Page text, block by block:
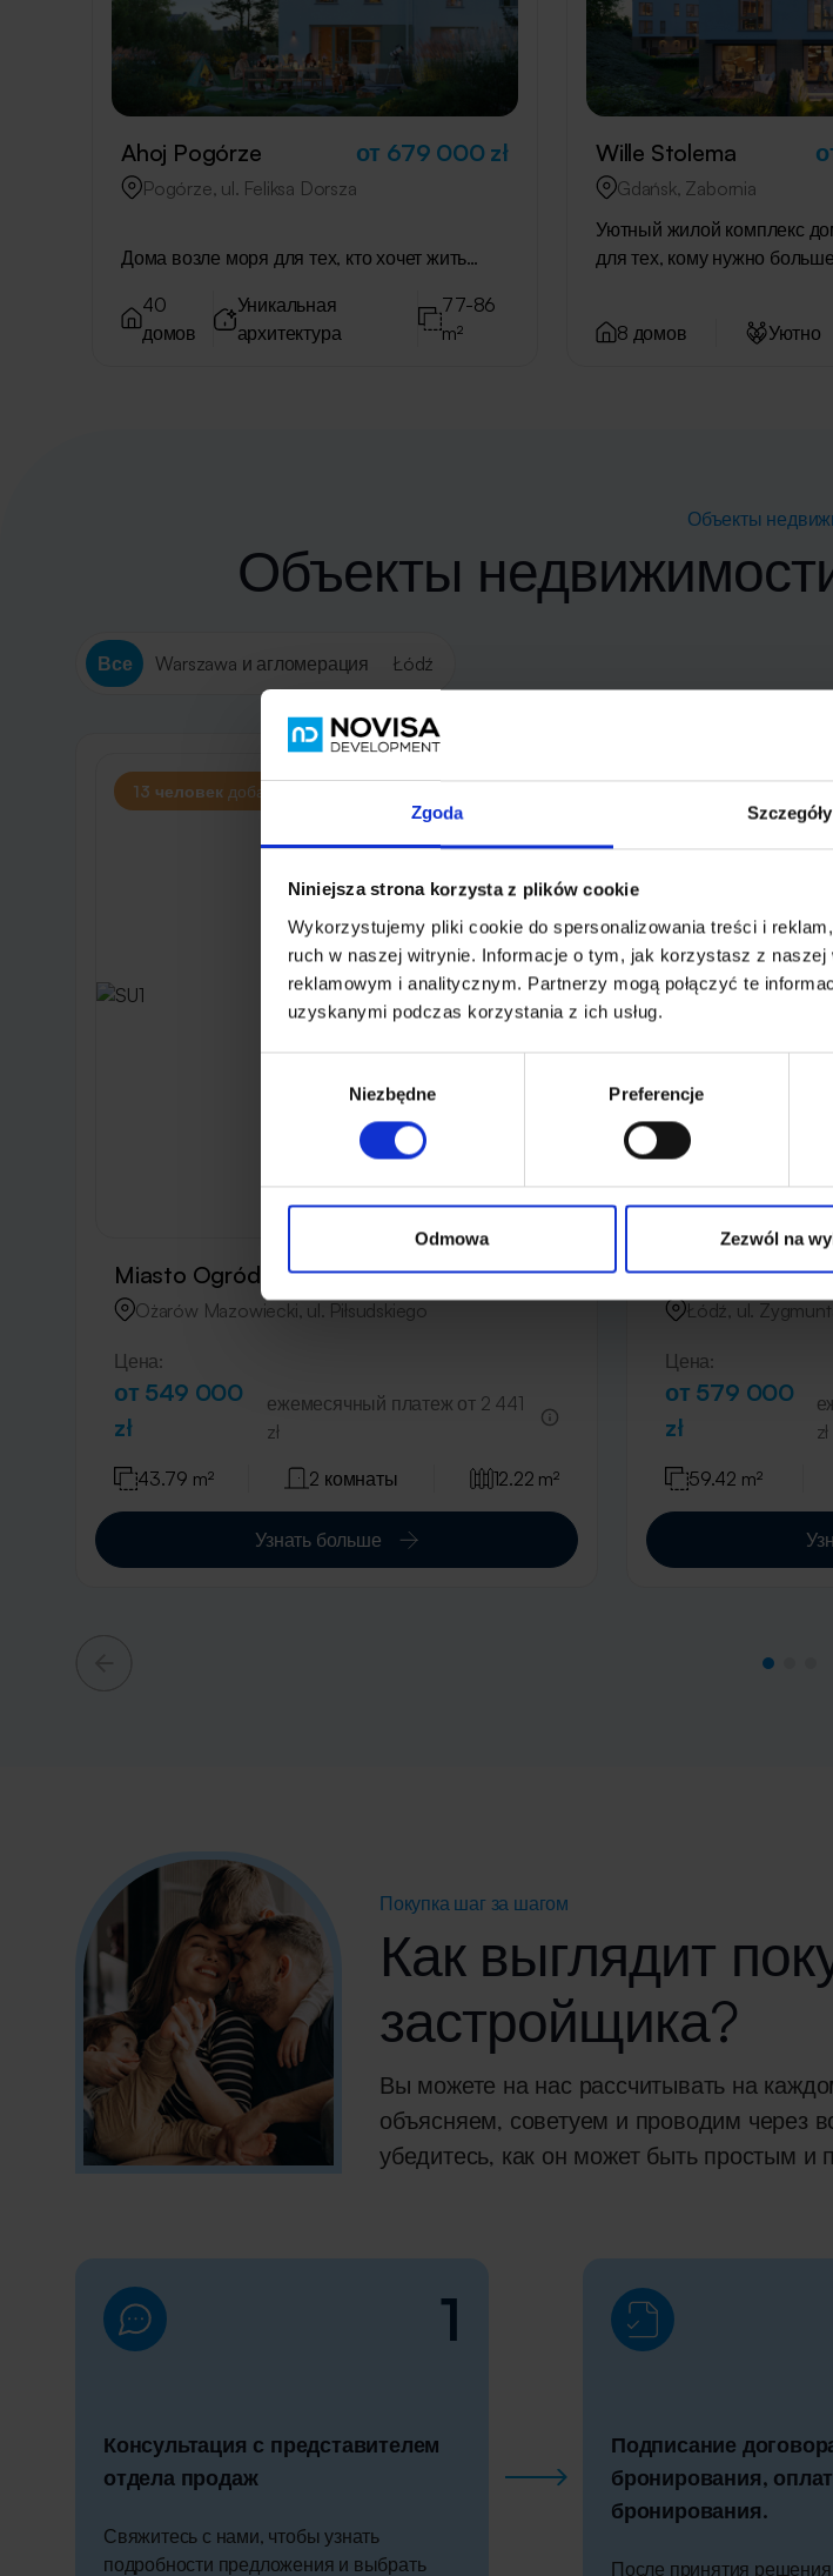
Zgoda Szczegóły
Niniejsza strona korzysta z plików cookie
Wykorzystujemy pliki cookie do spersonalizowania treści i
ruch w naszej witrynie. Informacje o tym, jak korzystasz z
reklamowym i analitycznym. Partnerzy mogą połączyć te
uzyskanymi podczas korzystania z ich usług.
Niezbędne Preferencje
Odmowa Zezwól na
Ahoj Pogórze от 679 000 zł
Pogórze, ul. Feliksa Dorsza
Дома возле моря для тех, кто хочет жить
40
домов
Уникальная
архитектура
77-86
m²
Wille Stolema
Gdańsk, Zabornia
Уютный жилой комплекс
для тех, кому нужно
8 домов Уютно
Объекты
Объекты
Все Warszawa и агломерация Łódź
13 человек добавили этот объект в избранное
Miasto Ogród 6 пом. SU1
Ożarów Mazowiecki, ul. Piłsudskiego
Цена:
от 549 000
zł
ежемесячный платеж от 2 441
zł
43.79 m²
2 комнаты 12.22 m²
Узнать больше
Zielone Ogrody
Łódź, ul.
Цена:
от 579 000
zł
zł
59.42 m²
Покупка шаг за шагом
Как выглядит
застройщика?
Вы можете на нас рассчитывать на
объясняем, советуем и проводим через
убедитесь, как он может быть простым и
1
Консультация с представителем
отдела продаж
Свяжитесь с нами, чтобы узнать
подробности предложения и выбрать
Подписание
бронирования,
бронирования.
После принятия